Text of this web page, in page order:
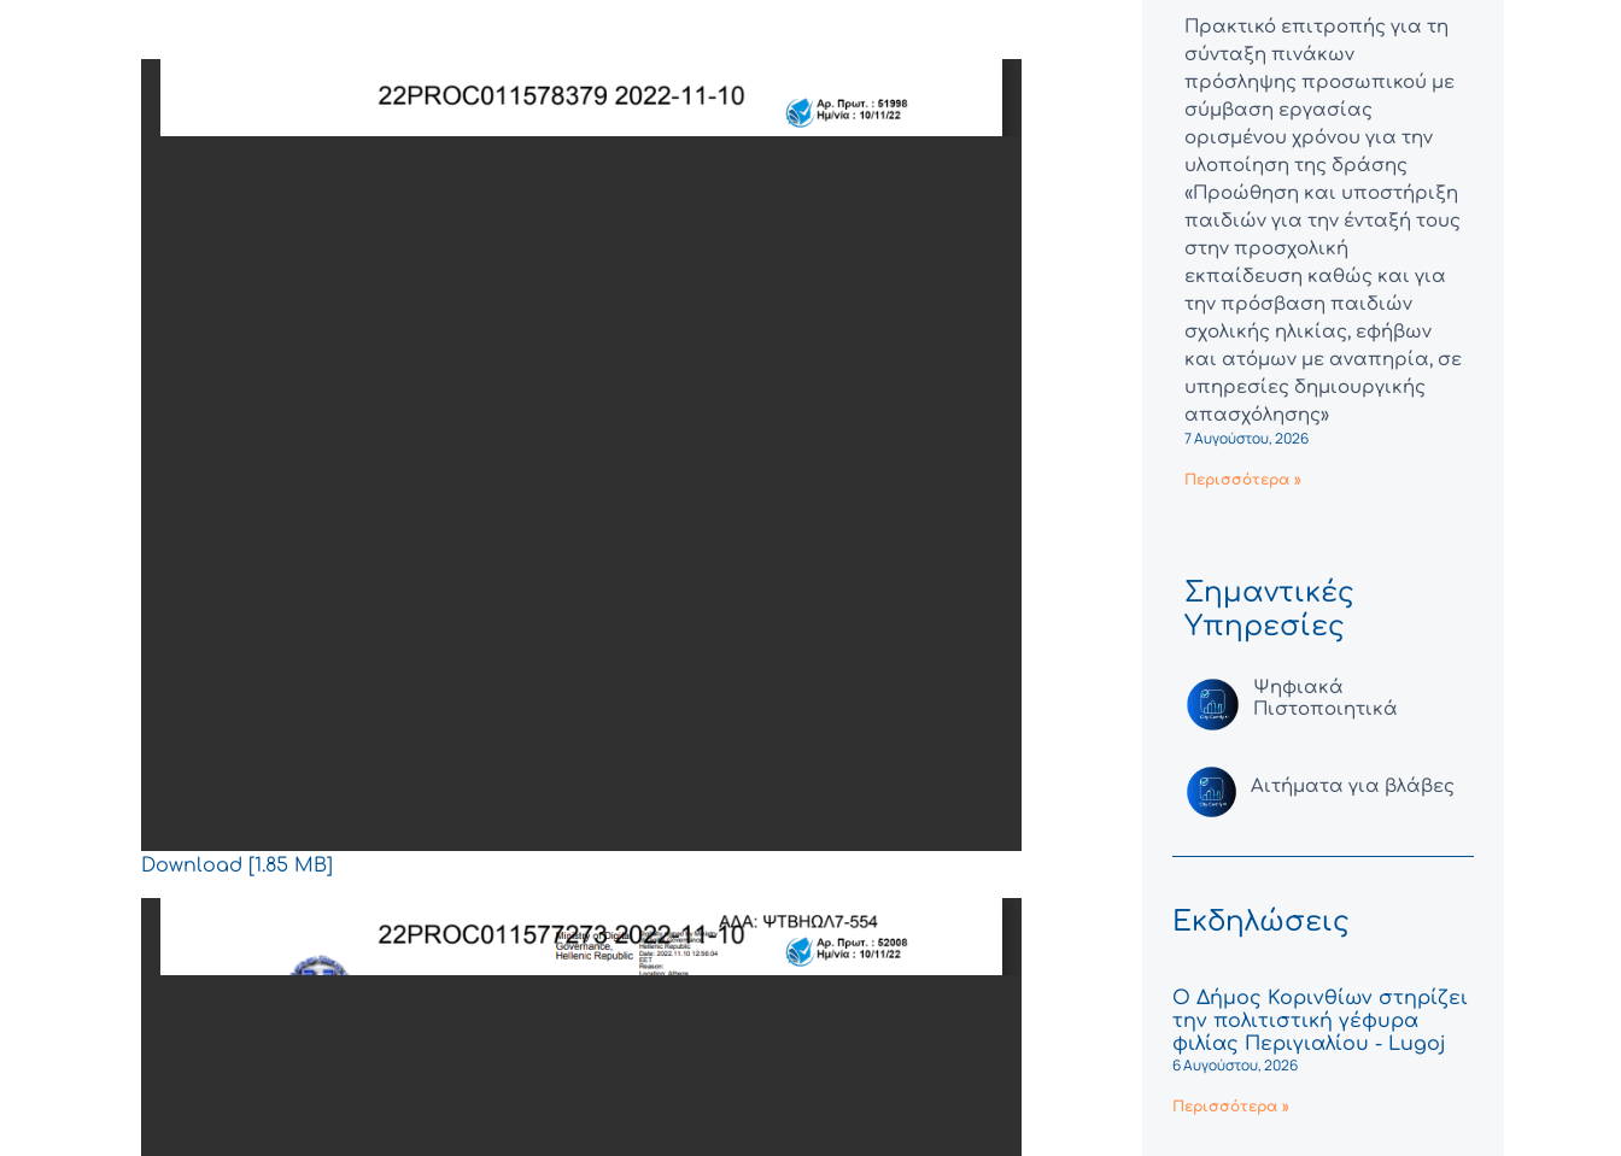
Download [1.85 MB]
Πρακτικό επιτροπής για τη
σύνταξη πινάκων
πρόσληψης προσωπικού με
σύμβαση εργασίας
ορισμένου χρόνου για την
υλοποίηση της δράσης
«Προώθηση και υποστήριξη
παιδιών για την ένταξή τους
στην προσχολική
εκπαίδευση καθώς και για
την πρόσβαση παιδιών
σχολικής ηλικίας, εφήβων
και ατόμων με αναπηρία, σε
υπηρεσίες δημιουργικής
απασχόλησης»
7 Αυγούστου, 2026
Περισσότερα »
Σημαντικές
Υπηρεσίες
Ψηφιακά
Πιστοποιητικά
Αιτήματα για βλάβες
Εκδηλώσεις
Ο Δήμος Κορινθίων στηρίζει
την πολιτιστική γέφυρα
φιλίας Περιγιαλίου - Lugoj
6 Αυγούστου, 2026
Περισσότερα »